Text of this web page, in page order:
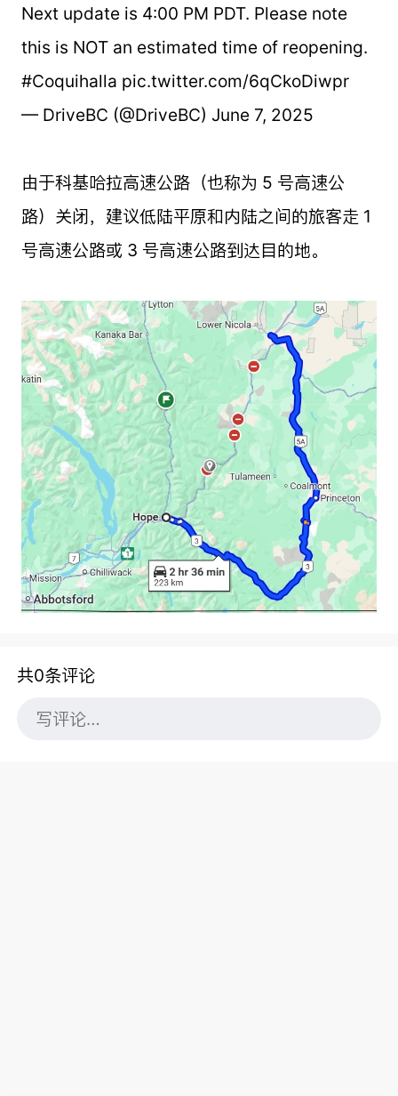
Next update is 4:00 PM PDT. Please note
this is NOT an estimated time of reopening.
#Coquihalla pic.twitter.com/6qCkoDiwpr
— DriveBC (@DriveBC) June 7, 2025
由于科基哈拉高速公路（也称为 5 号高速公
路）关闭，建议低陆平原和内陆之间的旅客走 1
号高速公路或 3 号高速公路到达目的地。
共0条评论